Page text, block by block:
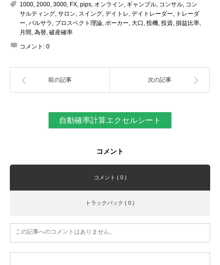
1000 2000 3000 FX pips オンライン ギャンブル コンサル コン
サルティング サロン スイング デイトレ デイトレーダー
トレーダ
ー バルサラ プロスペクト理論 ポーカー 大口 投機 投資 損益比率
月間 為替 破産確率
コメント: 0
前の記事 次の記事
自動確率計算エクセルシート
コメント
コメント ( 0 )
トラックバック ( 0 )
この記事へのコメントはありません。